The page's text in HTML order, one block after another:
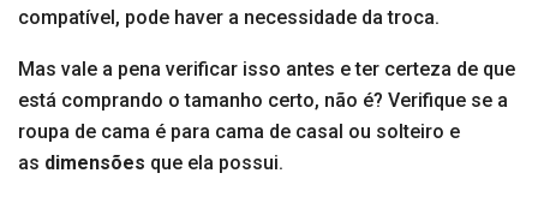
compatível, pode haver a necessidade da troca.
Mas vale a pena verificar isso antes e ter certeza de que
está comprando o tamanho certo, não é? Verifique se a
roupa de cama é para cama de casal ou solteiro e
as dimensões que ela possui.